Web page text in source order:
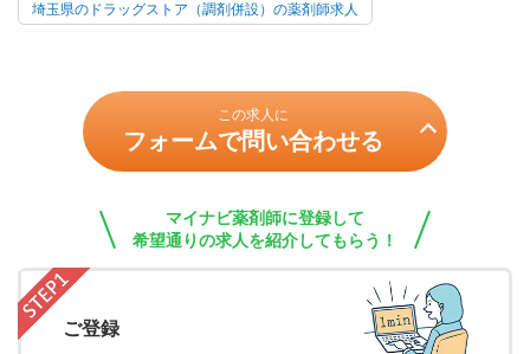
埼玉県のドラッグストア（調剤併設）の薬剤師求人
この求人に
フォームで問い合わせる
マイナビ薬剤師に登録して
希望通りの求人を紹介してもらう！
ご登録